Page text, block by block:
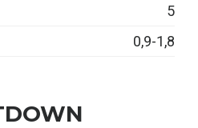
5
0,9-1,8